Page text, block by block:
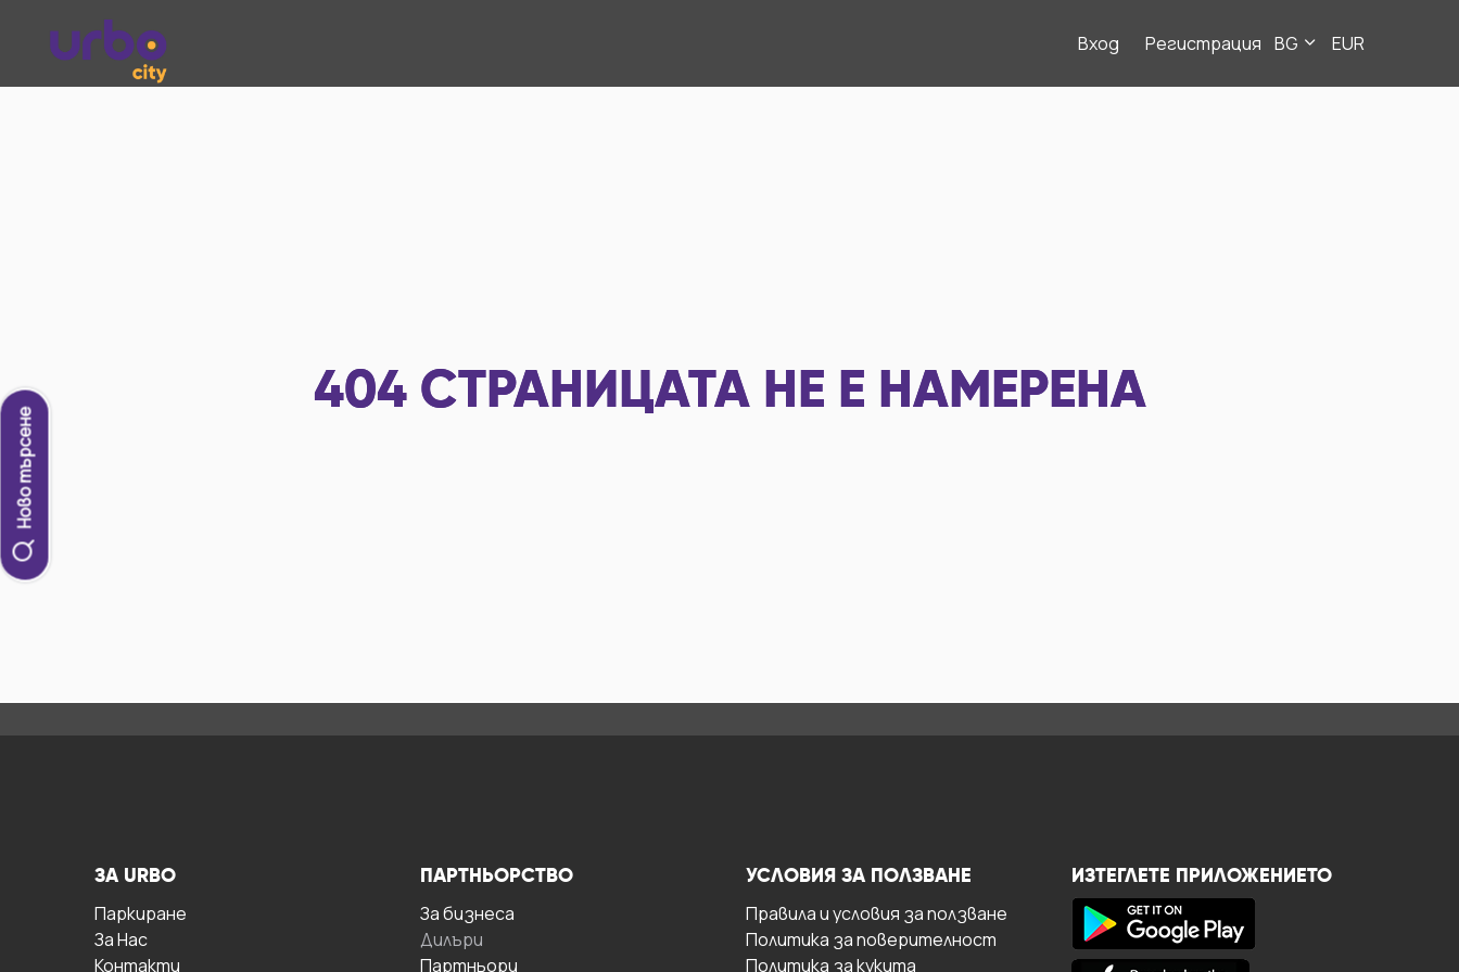
Вход Регистрация BG EUR
Ново търсене
404 СТРАНИЦАТА НЕ Е НАМЕРЕНА
ЗА URBO
Паркиране
За Hас
Контакти
ПАРТНЬОРСТВО
За бизнесa
Дилъри
Партньори
УСЛОВИЯ ЗА ПОЛЗВАНЕ
Правила и условия за ползване
Политика за поверителност
Политика за кукита
ИЗТЕГЛЕТЕ ПРИЛОЖЕНИЕТО